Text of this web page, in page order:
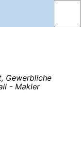
Gewerbliche
- Makler